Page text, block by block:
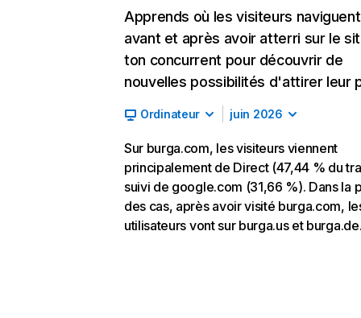
Apprends où les visiteurs naviguent
avant et après avoir atterri sur le
ton concurrent pour découvrir de
nouvelles possibilités d'attirer leur
Ordinateur juin 2026
Sur burga.com, les visiteurs viennent
principalement de Direct (47,44 % du
suivi de google.com (31,66 %). Dans la
des cas, après avoir visité burga.com,
utilisateurs vont sur burga.us et